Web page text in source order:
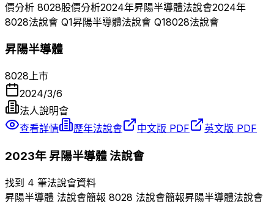
價分析 8028股價分析2024年昇陽半導體法說會2024年
8028法說會 Q1昇陽半導體法說會 Q18028法說會
昇陽半導體
8028上市
2024/3/6
法人說明會
查看詳情
歷年法說會 中文版 PDF 英文版 PDF
2023年昇陽半導體法說會
找到 4 筆法說會資料
昇陽半導體 法說會簡報 8028 法說會簡報昇陽半導體法說會